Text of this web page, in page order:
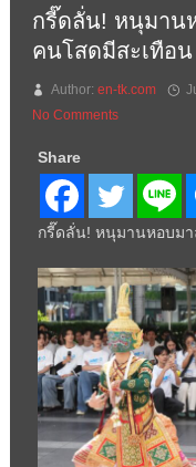
กรี๊ดลั่น! หนุมาน
คนโสดมีสะเทือน
Author: en-tk.com
No Comments
Share
กรี๊ดลั่น! หนุมานหอบมา